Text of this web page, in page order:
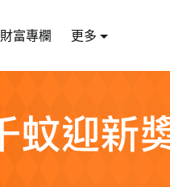
財富專欄 更多